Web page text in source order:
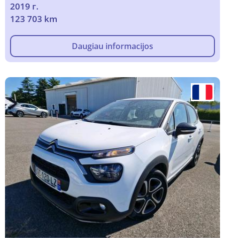
2019 г.
123 703 km
Daugiau informacijos